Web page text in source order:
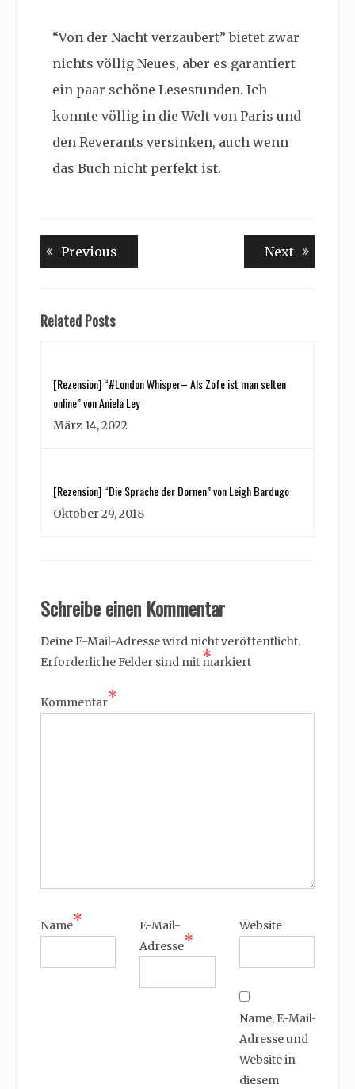
“Von der Nacht verzaubert” bietet zwar
nichts völlig Neues, aber es garantiert
ein paar schöne Lesestunden. Ich
konnte völlig in die Welt von Paris und
den Reverants versinken, auch wenn
das Buch nicht perfekt ist.
Beitragsnavigation
Previous NextNext
Related Posts
[Rezension] “#London Whisper– Als Zofe ist man selten
online” von Aniela Ley
März 14, 2022
[Rezension] “Die Sprache der Dornen” von Leigh Bardugo
Oktober 29, 2018
Schreibe einen Kommentar
Deine E-Mail-Adresse wird nicht veröffentlicht.
Erforderliche Felder sind mit *
markiert
Kommentar*
Name*
E-Mail-
Adresse*
Website
Name, E-Mail-
Adresse und
Website in
diesem